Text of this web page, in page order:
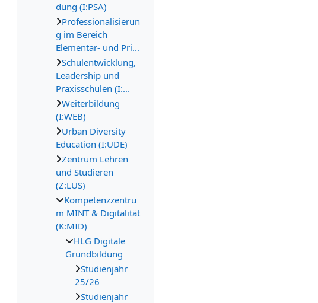
dung (I:PSA)
Professionalisierun
g im Bereich
Elementar- und Pri...
Schulentwicklung,
Leadership und
Praxisschulen (I:...
Weiterbildung
(I:WEB)
Urban Diversity
Education (I:UDE)
Zentrum Lehren
und Studieren
(Z:LUS)
Kompetenzzentru
m MINT & Digitalität
(K:MID)
HLG Digitale
Grundbildung
Studienjahr
25/26
Studienjahr